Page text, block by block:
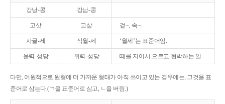
강낭-콩 강남-콩
고삿 고샅 겉~, 속~.
사글-세 삭월-세 ‘월세’는 표준어임.
울력-성당 위력-성당 떼를 지어서 으르고 협박하는 일.
다만, 어원적으로 원형에 더 가까운 형태가 아직 쓰이고 있는 경우에는, 그것을 표
준어로 삼는다.(ㄱ을 표준어로 삼고, ㄴ을 버림.)